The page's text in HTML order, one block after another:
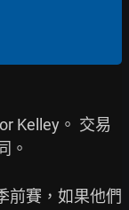
Kelley。 交易
。
前賽，如果他們